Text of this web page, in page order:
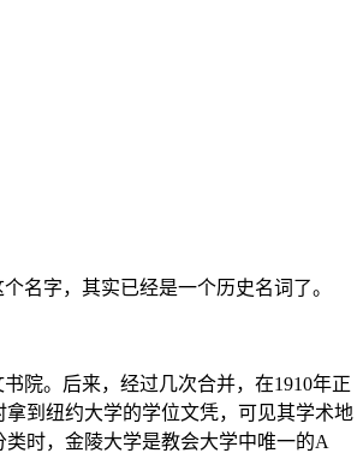
名字，其实已经是一个历史名词了。
院。后来，经过几次合并，在1910年正
到纽约大学的学位文凭，可见其学术地
时，金陵大学是教会大学中唯一的A